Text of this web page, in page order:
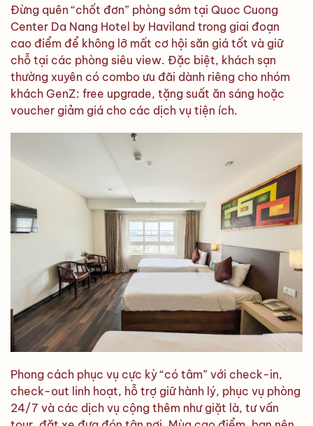
Đừng quên “chốt đơn” phòng sớm tại Quoc Cuong
Center Da Nang Hotel by Haviland trong giai đoạn
cao điểm để không lỡ mất cơ hội săn giá tốt và giữ
chỗ tại các phòng siêu view. Đặc biệt, khách sạn
thường xuyên có combo ưu đãi dành riêng cho nhóm
khách GenZ: free upgrade, tặng suất ăn sáng hoặc
voucher giảm giá cho các dịch vụ tiện ích.
Phong cách phục vụ cực kỳ “có tâm” với check-in,
check-out linh hoạt, hỗ trợ giữ hành lý, phục vụ phòng
24/7 và các dịch vụ cộng thêm như giặt là, tư vấn